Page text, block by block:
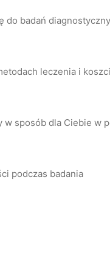
do badań
leczenia i
sposób dla Ciebie w
podczas badania